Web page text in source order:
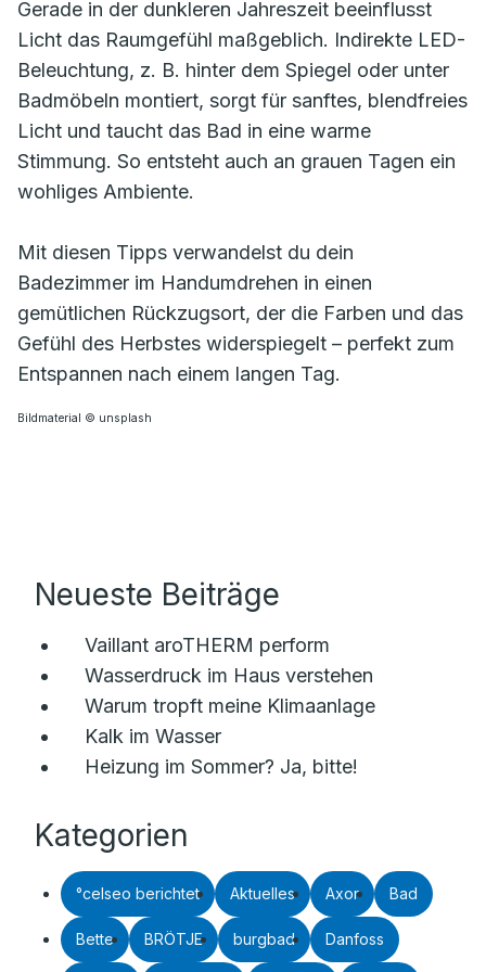
Gerade in der dunkleren Jahreszeit beeinflusst
Licht das Raumgefühl maßgeblich. Indirekte LED-
Beleuchtung, z. B. hinter dem Spiegel oder unter
Badmöbeln montiert, sorgt für sanftes, blendfreies
Licht und taucht das Bad in eine warme
Stimmung. So entsteht auch an grauen Tagen ein
wohliges Ambiente.
Mit diesen Tipps verwandelst du dein
Badezimmer im Handumdrehen in einen
gemütlichen Rückzugsort, der die Farben und das
Gefühl des Herbstes widerspiegelt – perfekt zum
Entspannen nach einem langen Tag.
Bildmaterial © unsplash
Neueste Beiträge
Vaillant aroTHERM perform
Wasserdruck im Haus verstehen
Warum tropft meine Klimaanlage
Kalk im Wasser
Heizung im Sommer? Ja, bitte!
Kategorien
°celseo berichtet Aktuelles Axor Bad
Bette BRÖTJE burgbad Danfoss